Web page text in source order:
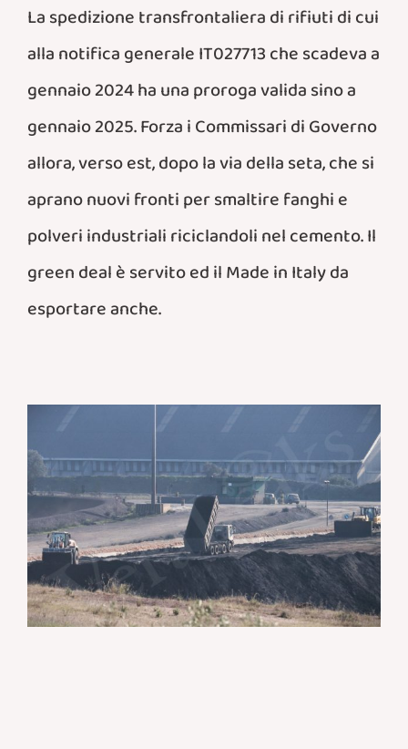
La spedizione transfrontaliera di rifiuti di cui
alla notifica generale IT027713 che scadeva a
gennaio 2024 ha una proroga valida sino a
gennaio 2025. Forza i Commissari di Governo
allora, verso est, dopo la via della seta, che si
aprano nuovi fronti per smaltire fanghi e
polveri industriali riciclandoli nel cemento. Il
green deal è servito ed il Made in Italy da
esportare anche.